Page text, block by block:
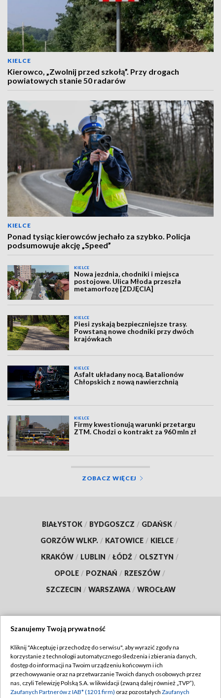
KIELCE
Kierowco, „Zwolnij przed szkołą”. Przy drogach
powiatowych stanie 50 radarów
KIELCE
Ponad tysiąc kierowców jechało za szybko. Policja
podsumowuje akcję „Speed”
KIELCE
Nowa jezdnia, chodniki i miejsca
postojowe. Ulica Młoda przeszła
metamorfozę [ZDJĘCIA]
KIELCE
Piesi zyskają bezpieczniejsze trasy.
Powstaną nowe chodniki przy dwóch
krajówkach
KIELCE
Asfalt układany nocą. Batalionów
Chłopskich z nową nawierzchnią
KIELCE
Firmy kwestionują warunki przetargu
ZTM. Chodzi o kontrakt za 960 mln zł
ZOBACZ WIĘCEJ
BIAŁYSTOK / BYDGOSZCZ / GDAŃSK /
GORZÓW WLKP. / KATOWICE / KIELCE /
KRAKÓW / LUBLIN / ŁÓDŹ / OLSZTYN /
OPOLE / POZNAŃ / RZESZÓW /
SZCZECIN / WARSZAWA / WROCŁAW
TVP
Abonament TVP
Emisja w TVP
Regulamin TVP
Polityka prywatności
Szanujemy Twoją prywatność
Kliknij "Akceptuję i przechodzę do serwisu", aby wyrazić zgody na
korzystanie z technologii automatycznego śledzenia i zbierania danych,
dostęp do informacji na Twoim urządzeniu końcowym i ich
przechowywanie oraz na przetwarzanie Twoich danych osobowych przez
nas, czyli Telewizję Polską S.A. w likwidacji (zwaną dalej również „TVP”),
Zaufanych Partnerów z IAB* (1201 firm) oraz pozostałych Zaufanych